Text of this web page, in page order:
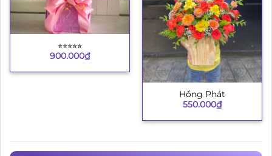
⭐︎⭐︎⭐︎⭐︎⭐︎
900.000₫
Hồng Phát
550.000₫